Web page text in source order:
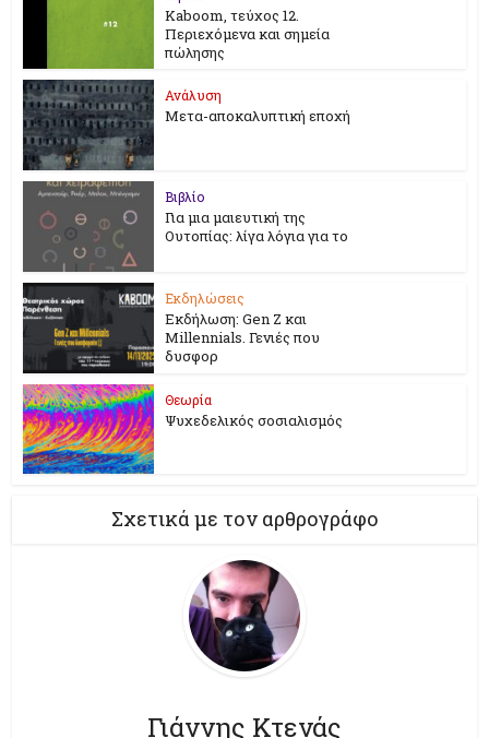
Kaboom, τεύχος 12.
Περιεχόμενα και σημεία
πώλησης
Ανάλυση
Μετα-αποκαλυπτική εποχή
Βιβλίο
Για μια μαιευτική της
Ουτοπίας: λίγα λόγια για το
Εκδηλώσεις
Εκδήλωση: Gen Z και
Millennials. Γενιές που
δυσφορ
Θεωρία
Ψυχεδελικός σοσιαλισμός
Σχετικά με τον αρθρογράφο
Γιάννης Κτενάς